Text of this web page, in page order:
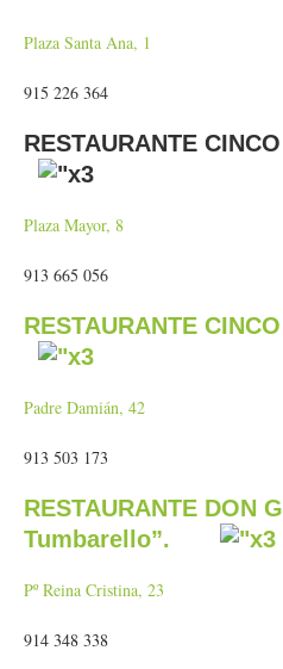
Plaza Santa Ana, 1
915 226 364
RESTAURANTE
Plaza Mayor, 8
913 665 056
RESTAURANTE
Padre Damián, 42
913 503 173
RESTAURANTE DON
Tumbarello”.
Pº Reina Cristina, 23
914 348 338